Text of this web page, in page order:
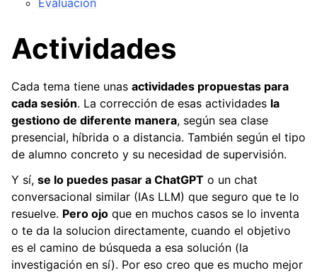
Actividades
Cada tema tiene unas actividades propuestas para
cada sesión. La corrección de esas actividades la
gestiono de diferente manera, según sea clase
presencial, híbrida o a distancia. También según el tipo
de alumno concreto y su necesidad de supervisión.
Y sí, se lo puedes pasar a ChatGPT o un chat
conversacional similar (IAs LLM) que seguro que te lo
resuelve. Pero ojo que en muchos casos se lo inventa
o te da la solucion directamente, cuando el objetivo
es el camino de búsqueda a esa solución (la
investigación en sí). Por eso creo que es mucho mejor